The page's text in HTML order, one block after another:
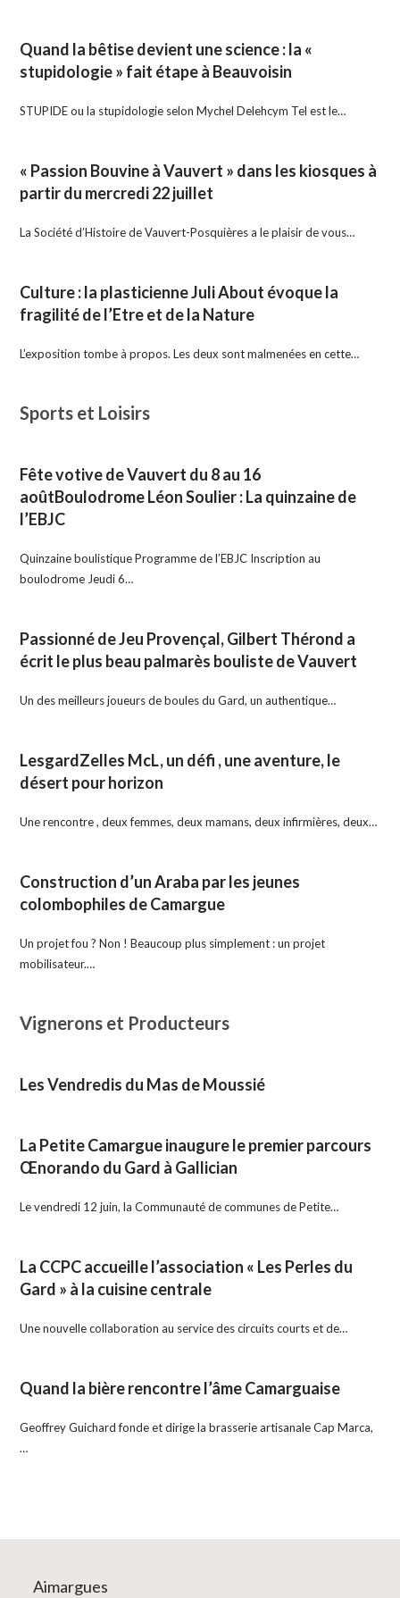
Quand la bêtise devient une science : la «
stupidologie » fait étape à Beauvoisin
STUPIDE ou la stupidologie selon Mychel Delehcym Tel est le…
« Passion Bouvine à Vauvert » dans les kiosques à
partir du mercredi 22 juillet
La Société d’Histoire de Vauvert-Posquières a le plaisir de vous…
Culture : la plasticienne Juli About évoque la
fragilité de l’Etre et de la Nature
L’exposition tombe à propos. Les deux sont malmenées en cette…
Sports et Loisirs
Fête votive de Vauvert du 8 au 16
aoûtBoulodrome Léon Soulier : La quinzaine de
l’EBJC
Quinzaine boulistique Programme de l’EBJC Inscription au
boulodrome Jeudi 6…
Passionné de Jeu Provençal, Gilbert Thérond a
écrit le plus beau palmarès bouliste de Vauvert
Un des meilleurs joueurs de boules du Gard, un authentique…
LesgardZelles McL, un défi , une aventure, le
désert pour horizon
Une rencontre , deux femmes, deux mamans, deux infirmières, deux…
Construction d’un Araba par les jeunes
colombophiles de Camargue
Un projet fou ? Non ! Beaucoup plus simplement : un projet
mobilisateur.…
Vignerons et Producteurs
Les Vendredis du Mas de Moussié
La Petite Camargue inaugure le premier parcours
Œnorando du Gard à Gallician
Le vendredi 12 juin, la Communauté de communes de Petite…
La CCPC accueille l’association « Les Perles du
Gard » à la cuisine centrale
Une nouvelle collaboration au service des circuits courts et de…
Quand la bière rencontre l’âme Camarguaise
Geoffrey Guichard fonde et dirige la brasserie artisanale Cap Marca,
…
Aimargues